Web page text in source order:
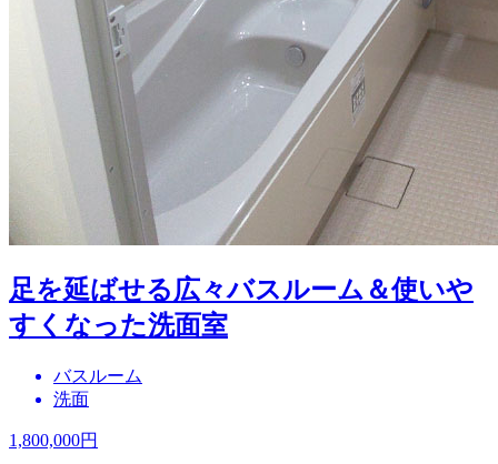
足を延ばせる広々バスルーム＆使いや
すくなった洗面室
バスルーム
洗面
1,800,000円